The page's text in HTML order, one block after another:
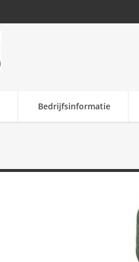
Bedrijfsinformatie